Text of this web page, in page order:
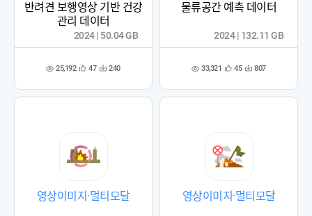
반려견 보행영상 기반 건강
관리 데이터
조 25,192 관
록
47 다 240
2024 | 50.04 GB
물류공간 예측 데이터
조 33,321 관
록
45 다 807
2024 | 132.11 GB
영상이미지·멀티모달 영상이미지·멀티모달